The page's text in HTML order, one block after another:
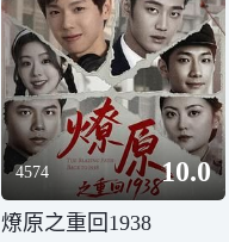
4574 10.0
燎原之重回1938